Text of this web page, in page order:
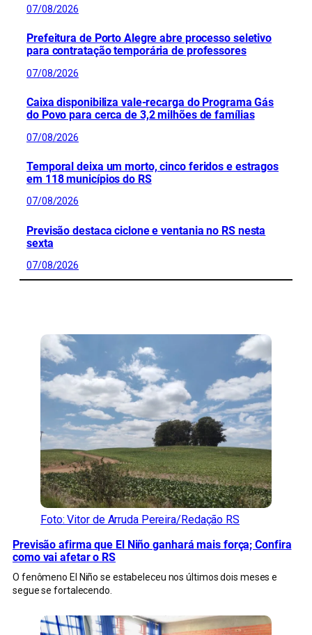
07/08/2026
Prefeitura de Porto Alegre abre processo seletivo
para contratação temporária de professores
07/08/2026
Caixa disponibiliza vale-recarga do Programa Gás
do Povo para cerca de 3,2 milhões de famílias
07/08/2026
Temporal deixa um morto, cinco feridos e estragos
em 118 municípios do RS
07/08/2026
Previsão destaca ciclone e ventania no RS nesta
sexta
07/08/2026
Foto: Vitor de Arruda Pereira/Redação RS
Previsão afirma que El Niño ganhará mais força; Confira
como vai afetar o RS
O fenômeno El Niño se estabeleceu nos últimos dois meses e
segue se fortalecendo.